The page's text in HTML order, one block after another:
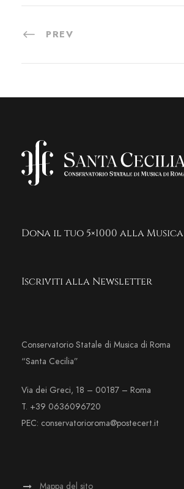
PREV
Dona il tuo 5×1000 alla Musica
Iscriviti alla Newsletter
Conservatorio Statale di Musica di Roma
“Santa Cecilia”
Via dei Greci, 18 – 00187 – Roma
T. +39 0636096720
PEC: conservatorioroma@postecert.it
Mappa del sito